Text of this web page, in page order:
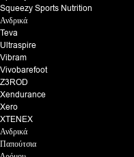
Squeezy Sports Nutrition
Ανδρικά
Teva
Ultraspire
Vibram
Vivobarefoot
Z3ROD
Xendurance
Xero
XTENEX
Ανδρικά
Παπούτσια